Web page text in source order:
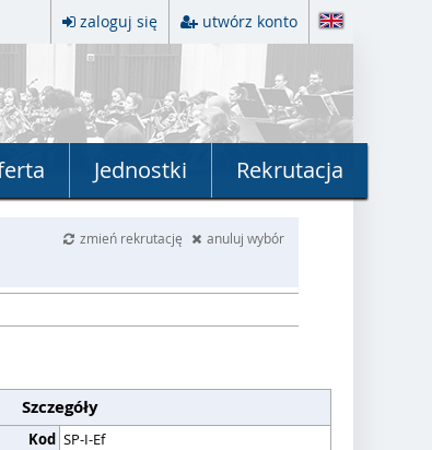
zaloguj się utwórz konto
Jednostki Rekrutacja
zmień rekrutację
anuluj wybór
Szczegóły
Kod SP-I-Ef